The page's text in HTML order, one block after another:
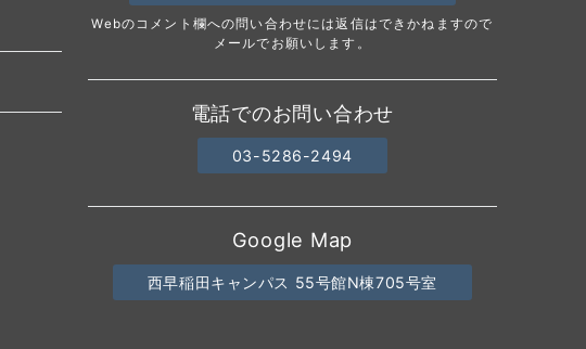
Webのコメント欄への問い合わせには返信はできかねますので
メールでお願いします。
電話でのお問い合わせ
03-5286-2494
Google Map
西早稲田キャンパス 55号館N棟705号室